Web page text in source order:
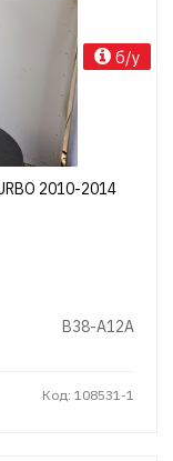
2010-2014
B38-A12A
Код: 108531-1
б/у